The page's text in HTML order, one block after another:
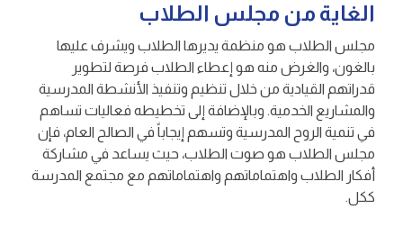
الغاية من مجلس الطلاب
مجلس الطلاب هو منظمة يديرها الطلاب ويشرف عليها
بالغون، والغرض منه هو إعطاء الطلاب فرصة لتطوير
قدراتهم القيادية من خلال تنظيم وتنفيذ الأنشطة المدرسية
والمشاريع الخدمية. وبالإضافة إلى تخطيطه فعاليات تساهم
في تنمية الروح المدرسية وتسهم إيجاباً في الصالح العام، فإن
مجلس الطلاب هو صوت الطلاب، حيث يساعد في مشاركة
أفكار الطلاب واهتماماتهم واهتماماتهم مع مجتمع المدرسة
ككل.